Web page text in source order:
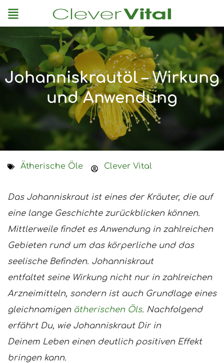
Menu
Johanniskrautöl – Wirkung
und Anwendung
Ätherische Öle Clever Vital
Das Johanniskraut ist eines der Kräuter, die auf
eine lange Geschichte zurückblicken können.
Mittlerweile findet es Anwendung in zahlreichen
Gebieten rund um das körperliche und das
seelische Befinden. Johanniskraut
entfaltet seine Wirkung nicht nur in zahlreichen
Arzneimitteln, sondern ist auch Grundlage eines
gleichnamigen ätherischen Öls. Nachfolgend
erfährt Du, wie Johanniskraut Dir in
Deinem Leben einen deutlich positiven Effekt
bringen kann.